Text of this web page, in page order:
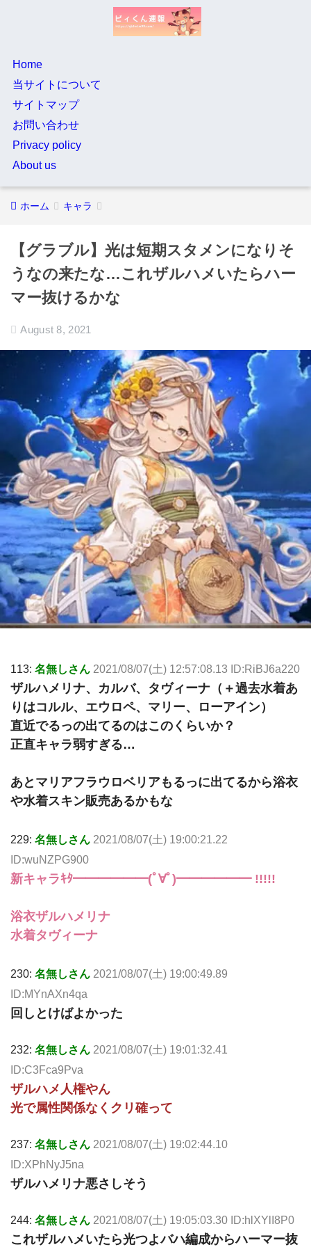
Home
当サイトについて
サイトマップ
お問い合わせ
Privacy policy
About us
ホーム キャラ
【グラブル】光は短期スタメンになりそ
うなの来たな…これザルハメいたらハー
マー抜けるかな
August 8, 2021
113: 名無しさん 2021/08/07(土) 12:57:08.13 ID:RiBJ6a220
ザルハメリナ、カルバ、タヴィーナ（＋過去水着あ
りはコルル、エウロペ、マリー、ローアイン）
直近でるっの出てるのはこのくらいか？
正直キャラ弱すぎる…
あとマリアフラウロベリアもるっに出てるから浴衣
や水着スキン販売あるかもな
229: 名無しさん 2021/08/07(土) 19:00:21.22
ID:wuNZPG900
新キャラｷﾀ━━━━━━(ﾟ∀ﾟ)━━━━━━ !!!!!
浴衣ザルハメリナ
水着タヴィーナ
230: 名無しさん 2021/08/07(土) 19:00:49.89
ID:MYnAXn4qa
回しとけばよかった
232: 名無しさん 2021/08/07(土) 19:01:32.41
ID:C3Fca9Pva
ザルハメ人権やん
光で属性関係なくクリ確って
237: 名無しさん 2021/08/07(土) 19:02:44.10
ID:XPhNyJ5na
ザルハメリナ悪さしそう
244: 名無しさん 2021/08/07(土) 19:05:03.30 ID:hlXYlI8P0
これザルハメいたら光つよバハ編成からハーマー抜